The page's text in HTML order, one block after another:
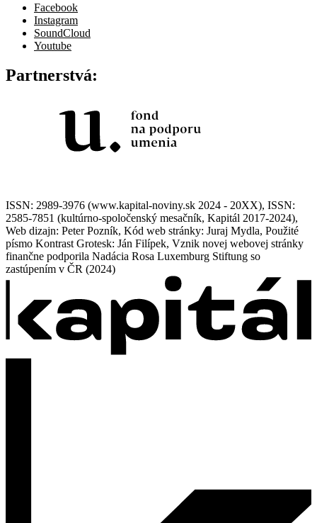
Facebook
Instagram
SoundCloud
Youtube
Partnerstvá:
ISSN: 2989-3976 (www.kapital-noviny.sk 2024 - 20XX), ISSN:
2585-7851 (kultúrno-spoločenský mesačník, Kapitál 2017-2024),
Web dizajn: Peter Pozník, Kód web stránky: Juraj Mydla, Použité
písmo Kontrast Grotesk: Ján Filípek, Vznik novej webovej stránky
finančne podporila Nadácia Rosa Luxemburg Stiftung so
zastúpením v ČR (2024)